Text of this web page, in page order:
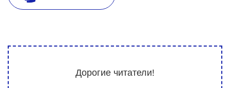
Дорогие читатели!